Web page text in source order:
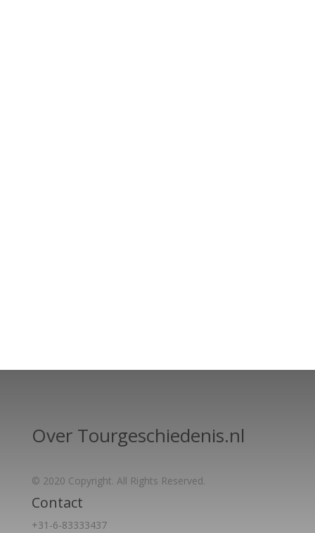
Over Tourgeschiedenis.nl
© 2020 Copyright. All Rights Reserved.
Contact
+31-6-83333437